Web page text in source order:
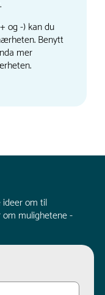
og -) kan du
Benytt
mer
ideer om til
mulighetene -